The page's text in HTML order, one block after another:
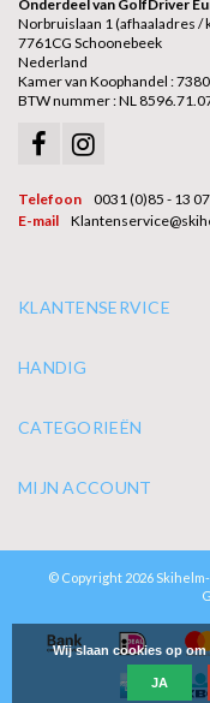
Onderdeel van GolfDriver
Norbruislaan 1 (afhaaladres /
7761CG Schoonebeek
Nederland
Kamer van Koophandel :
BTW nummer : NL
Telefoon
0031 (0)85 - 13
E-mail
KLANTENSERVICE
HANDIG
CATEGORIEËN
MIJN ACCOUNT
© Copyright 2026
Wij slaan cookies op
JA